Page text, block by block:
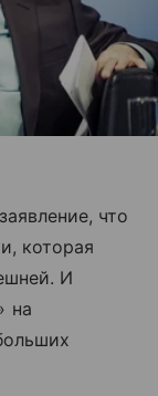
что
которая
И
на